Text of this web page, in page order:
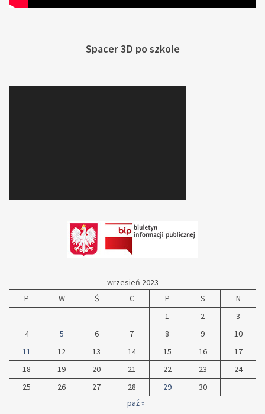
Spacer 3D po szkole
wrzesień 2023
P
W Ś C P S
N
1
2
3
4
5 6 7 8 9
10
11
12 13 14 15 16
17
18
19 20 21 22 23
24
25
26 27 28 29
30
paź »